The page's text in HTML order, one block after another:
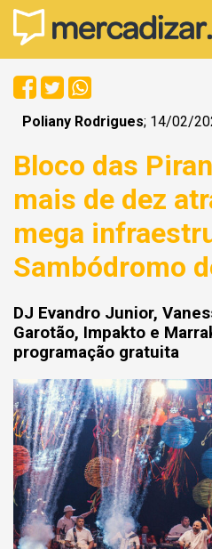
Poliany Rodrigues; 14/02/
Bloco das
mais de dez
mega
Sambódromo
DJ Evandro Junior,
Garotão, Impakto e
programação gratuita